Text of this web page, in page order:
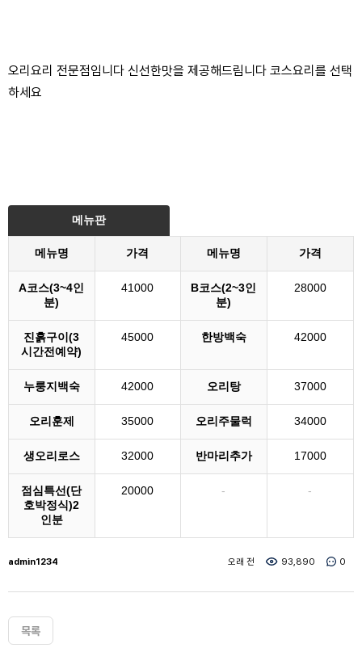
오리요리 전문점임니다 신선한맛을 제공해드림니다 코스요리를 선택
하세요
메뉴판
메뉴명 가격 메뉴명 가격
A코스(3~4인
분)
41000
B코스(2~3인
분)
28000
진흙구이(3
시간전예약)
45000 한방백숙 42000
누룽지백숙 42000 오리탕 37000
오리훈제 35000 오리주물럭 34000
생오리로스 32000 반마리추가 17000
점심특선(단
호박정식)2
인분
20000 - -
admin1234 오래 전 93,890 0
목록